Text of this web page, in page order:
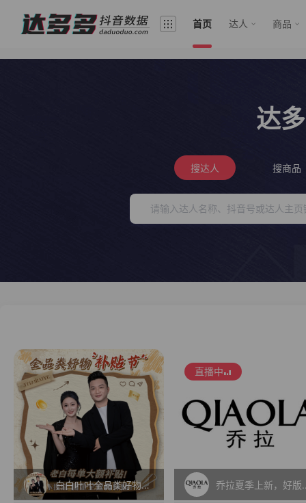
首页 达人 商品
达
搜达人 搜商品
白白叶叶全品类好物补贴节~
直播中
乔拉夏